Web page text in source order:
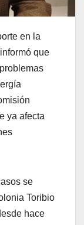
en la
que
ya afecta
se
Toribio
hace